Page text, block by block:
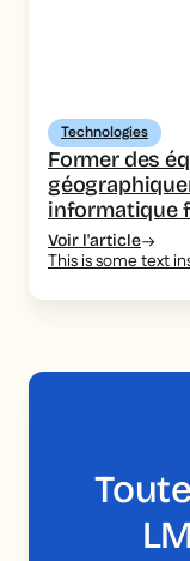
Technologies
Former des
informatique
outil de
Voir l'article
This is some text
Toute